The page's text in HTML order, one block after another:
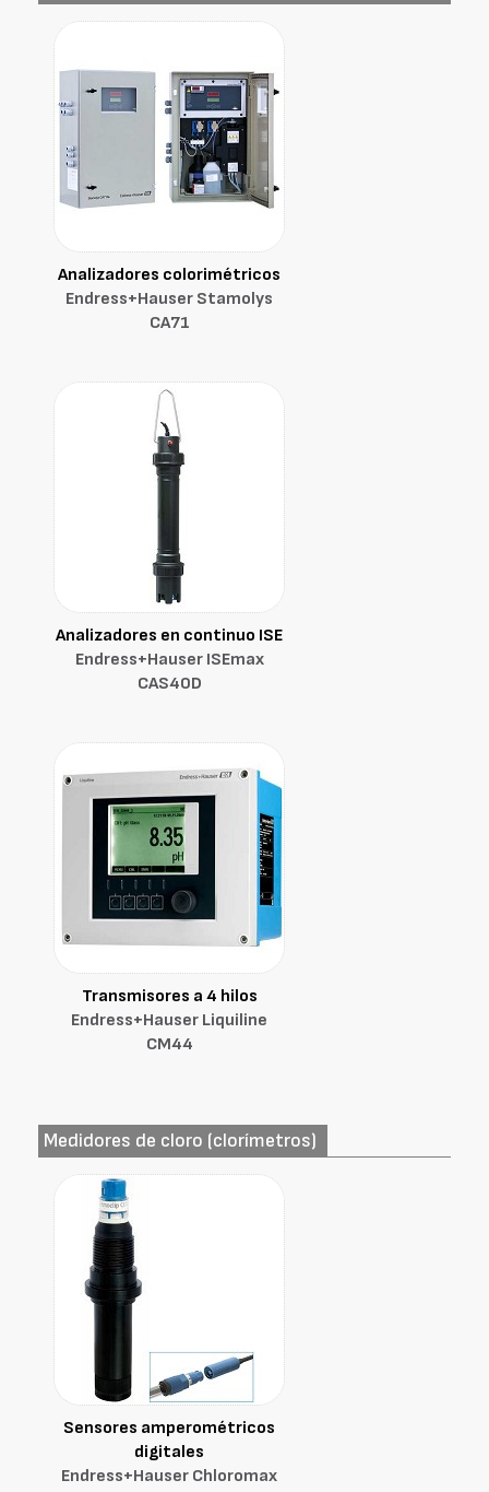
Analizadores colorimétricos
Endress+Hauser Stamolys
CA71
Analizadores en continuo ISE
Endress+Hauser ISEmax
CAS40D
Transmisores a 4 hilos
Endress+Hauser Liquiline
CM44
Medidores de cloro (clorímetros)
Sensores amperométricos
digitales
Endress+Hauser Chloromax